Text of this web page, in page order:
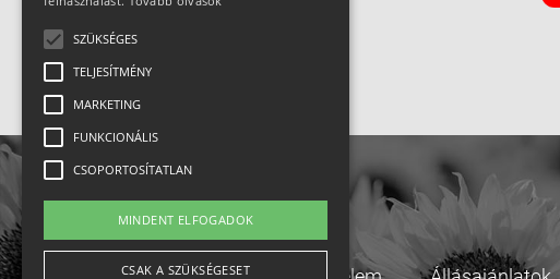
SZÜKSÉGES
TELJESÍTMÉNY
MARKETING
FUNKCIONÁLIS
CSOPORTOSÍTATLAN
MINDENT ELFOGADOK
CSAK A SZÜKSÉGESET